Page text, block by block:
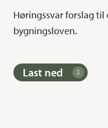
Høringssvar forslag til
bygningsloven.
Last ned